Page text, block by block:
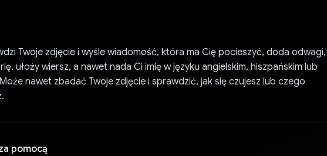
Twoje zdjęcie i wyśle wiadomość, która ma Cię pocieszyć, doda odwagi,
ułoży wiersz, a nawet nada Ci imię w języku angielskim, hiszpańskim lub
nawet zbadać Twoje zdjęcie i sprawdzić, jak się czujesz lub czego
pomocą